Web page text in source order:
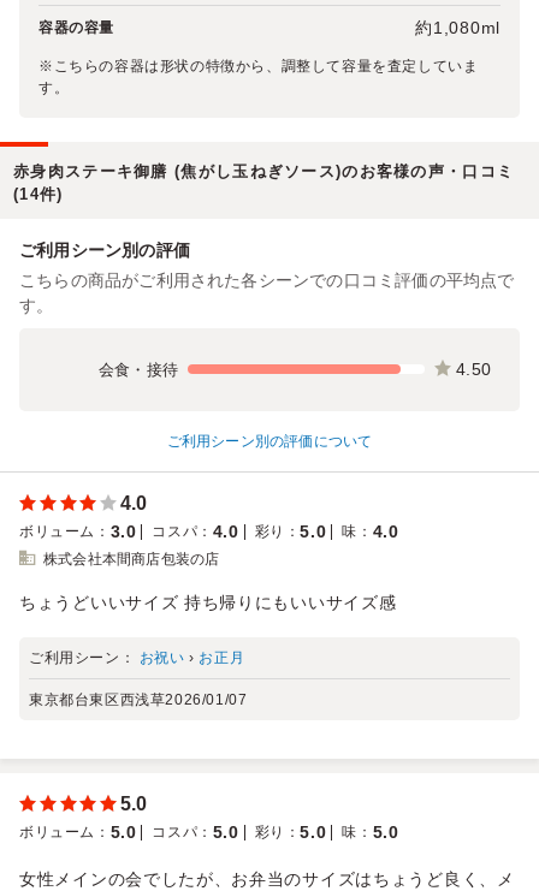
容器の容量 約1,080ml
※こちらの容器は形状の特徴から、調整して容量を査定していま
す。
赤身肉ステーキ御膳 (焦がし玉ねぎソース)のお客様の声・口コミ
(14件)
ご利用シーン別の評価
こちらの商品がご利用された各シーンでの口コミ評価の平均点で
す。
会食・接待 4.50
ご利用シーン別の評価について
4.0
ボリューム ： 3.0 コスパ ： 4.0 彩り ：5.0 味 ： 4.0
株式会社本間商店包装の店
ちょうどいいサイズ 持ち帰りにもいいサイズ感
ご利用シーン： お祝い › お正月
東京都台東区西浅草2026/01/07
5.0
ボリューム ： 5.0 コスパ ： 5.0 彩り ：5.0 味 ： 5.0
女性メインの会でしたが、お弁当のサイズはちょうど良く、メ